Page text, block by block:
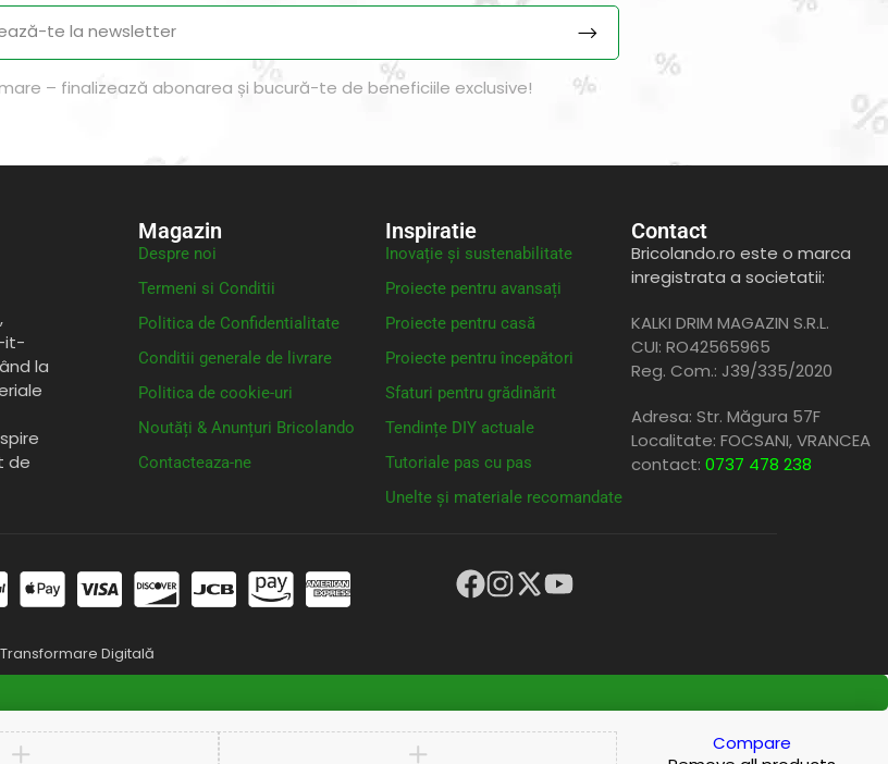
– finalizează abonarea și bucură-te de beneficiile exclusive!
it-
la
de
Magazin
Despre noi
Termeni si Conditii
Politica de Confidentialitate
Conditii generale de livrare
Politica de cookie-uri
Noutăți & Anunțuri Bricolando
Contacteaza-ne
Inspiratie
Inovație și sustenabilitate
Proiecte pentru avansați
Proiecte pentru casă
Proiecte pentru începători
Sfaturi pentru grădinărit
Tendințe DIY actuale
Tutoriale pas cu pas
Unelte și materiale recomandate
Contact
Bricolando.ro este o marca
inregistrata a societatii:
KALKI DRIM MAGAZIN S.R.L.
CUI: RO42565965
Reg. Com.: J39/335/2020
Adresa: Str. Măgura 57F
Localitate: FOCSANI,VRANCEA
contact: 0737 478 238
Digitală
Compare